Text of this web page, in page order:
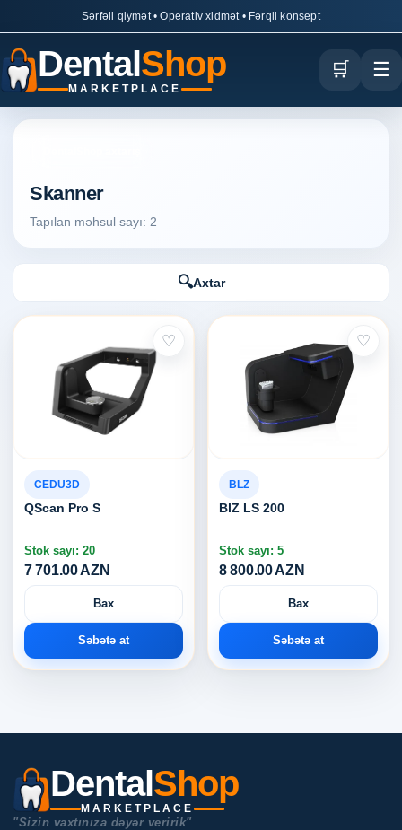
Sərfəli qiymət • Operativ xidmət • Fərqli konsept
DentalShop
MARKETPLACE
🛒 ☰
Skanner
Tapılan məhsul sayı: 2
🔍Axtar
♡
CEDU3D
QScan Pro S
Stok sayı: 20
7 701.00 AZN
Bax
Səbətə at
♡
BLZ
BlZ LS 200
Stok sayı: 5
8 800.00 AZN
Bax
Səbətə at
DentalShop
MARKETPLACE
"Sizin vaxtınıza dəyər veririk"